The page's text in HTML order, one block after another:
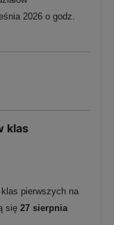
2026 o godz.
klas
pierwszych na
się 27 sierpnia